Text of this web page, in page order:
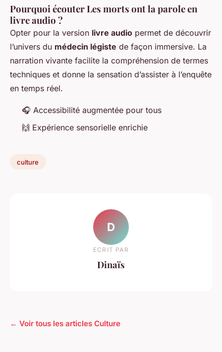
Pourquoi écouter Les morts ont la parole en
livre audio ?
Opter pour la version livre audio permet de découvrir
l’univers du médecin légiste de façon immersive. La
narration vivante facilite la compréhension de termes
techniques et donne la sensation d’assister à l’enquête
en temps réel.
🎧 Accessibilité augmentée pour tous
🙌 Expérience sensorielle enrichie
culture
D
ECRIT PAR
Dinaïs
← Voir tous les articles Culture